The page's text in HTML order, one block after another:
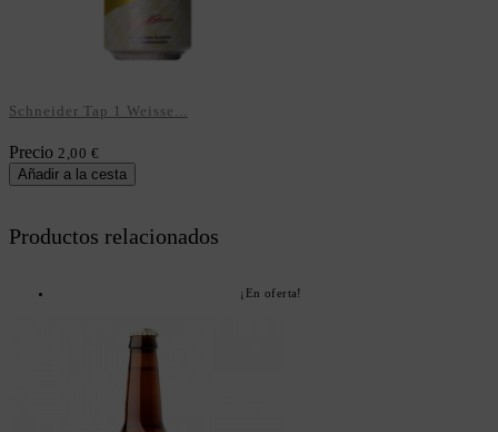
Schneider Tap 1 Weisse...
Precio 2,00 €
Añadir a la cesta
Productos relacionados
¡En oferta!